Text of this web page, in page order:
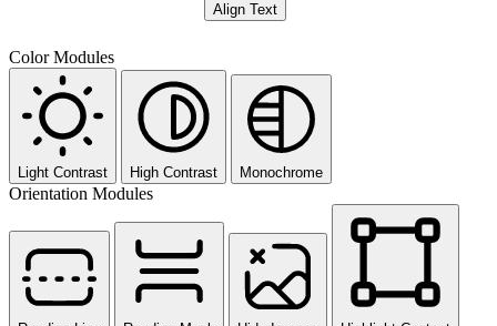
Align Text
Color Modules
Light Contrast High Contrast Monochrome
Orientation Modules